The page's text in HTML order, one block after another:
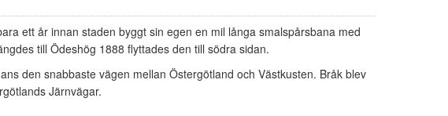
ett år innan staden byggt sin egen en mil långa smalspårsbana med
till Ödeshög 1888 flyttades den till södra sidan.
den snabbaste vägen mellan Östergötland och Västkusten. Bråk blev
Järnvägar.